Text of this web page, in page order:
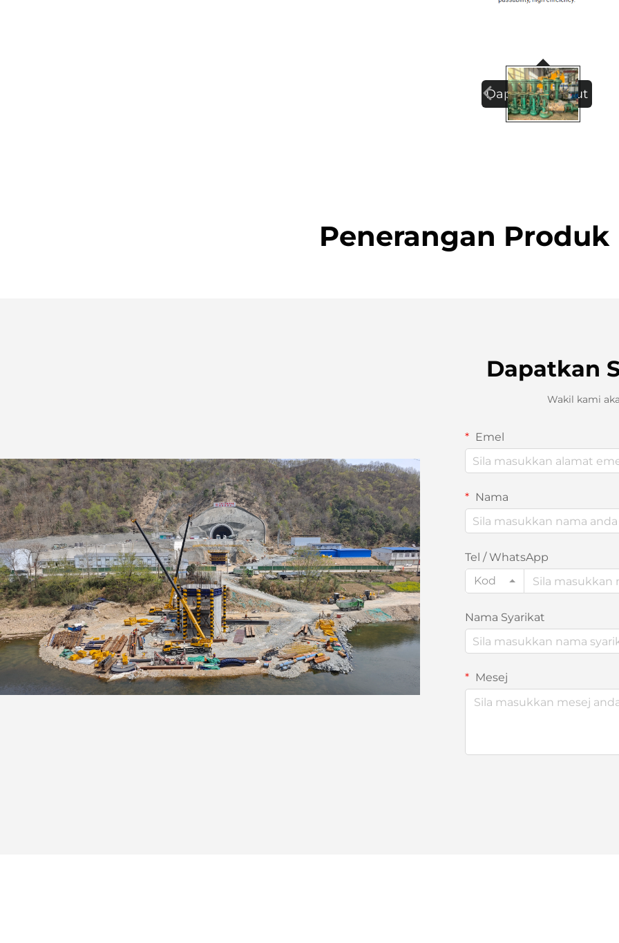
Dapatkan Sebut
Harga
Penerangan Produk
Dapatkan
Wakil kami
Emel
Nama
Tel / WhatsApp
Kod
Nama Syarikat
Mesej